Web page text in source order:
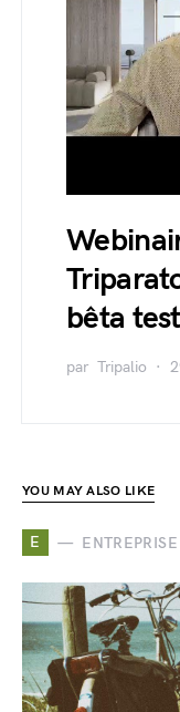
bêta test
par Tripalio
YOU MAY ALSO LIKE
E ENTREPRISE